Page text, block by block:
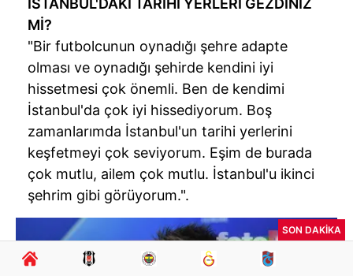
İSTANBUL'DAKİ TARİHİ YERLERİ GEZDİNİZ
Mİ?
"Bir futbolcunun oynadığı şehre adapte
olması ve oynadığı şehirde kendini iyi
hissetmesi çok önemli. Ben de kendimi
İstanbul'da çok iyi hissediyorum. Boş
zamanlarımda İstanbul'un tarihi yerlerini
keşfetmeyi çok seviyorum. Eşim de burada
çok mutlu, ailem çok mutlu. İstanbul'u ikinci
şehrim gibi görüyorum.".
SON DAKİKA